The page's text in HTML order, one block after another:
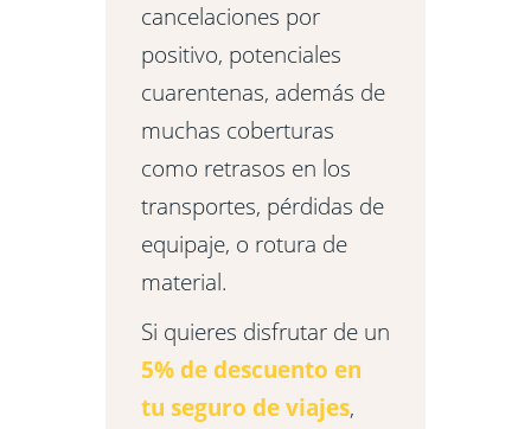
cancelaciones por
positivo, potenciales
cuarentenas, además de
muchas coberturas
como retrasos en los
transportes, pérdidas de
equipaje, o rotura de
material.
Si quieres disfrutar de un
5% de descuento en
tu seguro de viajes,